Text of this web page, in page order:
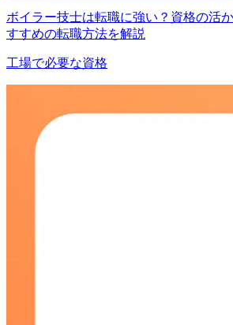
ボイラー技士は転職に強い？資格の活
すすめの転職方法を解説
工場で必要な資格